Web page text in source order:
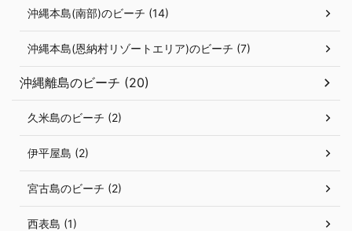
沖縄本島(南部)のビーチ (14)
沖縄本島(恩納村リゾートエリア)のビーチ (7)
沖縄離島のビーチ (20)
久米島のビーチ (2)
伊平屋島 (2)
宮古島のビーチ (2)
西表島 (1)